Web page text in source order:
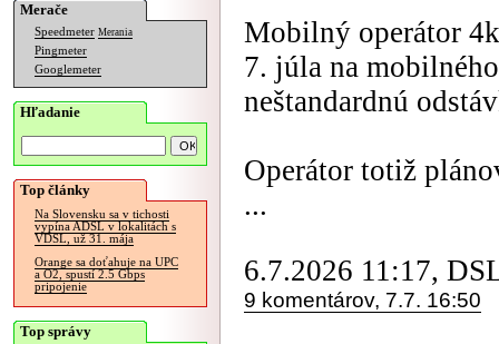
Merače
Speedmeter Merania
Pingmeter
Googlemeter
Hľadanie
Top články
Na Slovensku sa v tichosti
vypína ADSL v lokalitách s
VDSL, už 31. mája
Orange sa doťahuje na UPC
a O2, spustí 2.5 Gbps
pripojenie
Top správy
Mobilný operátor
7. júla na
neštandardnú
Operátor totiž
...
6.7.2026 11:17,
9 komentárov, 7.7. 16:50